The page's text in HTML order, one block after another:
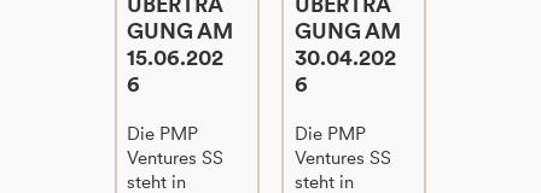
GUNG AM
15.06.202
6
Die PMP
Ventures SS
steht in
GUNG AM
30.04.202
6
Die PMP
Ventures SS
steht in